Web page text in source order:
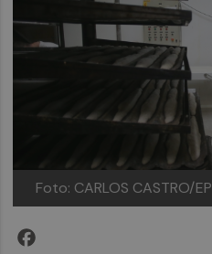
Foto: CARLOS CASTRO/EP